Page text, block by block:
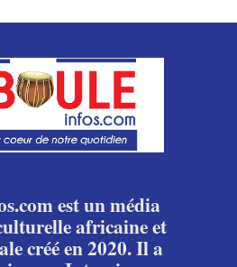
est un média
africaine et
créé en 2020. Il a